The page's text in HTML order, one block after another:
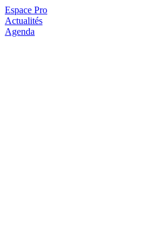
Espace Pro
Actualités
Agenda